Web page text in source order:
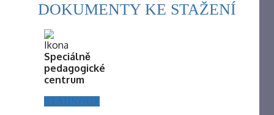
DOKUMENTY KE STAŽENÍ
Speciálně
pedagogické
centrum
STÁHNOUT